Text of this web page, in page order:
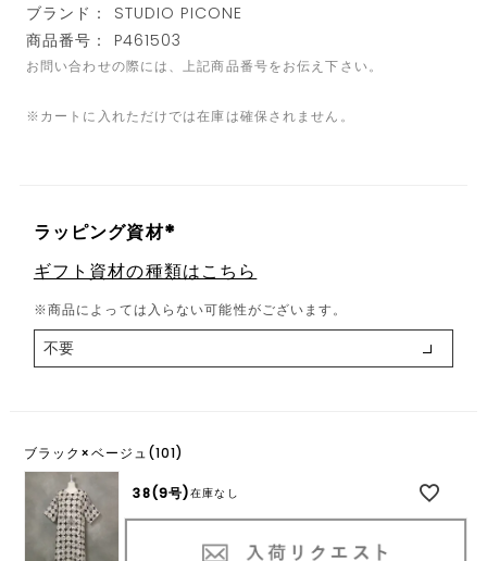
ブランド： STUDIO PICONE
商品番号： P461503
お問い合わせの際には、上記商品番号をお伝え下さい。
※カートに入れただけでは在庫は確保されません。
ラッピング資材
(
必
須
)
ギフト資材の種類はこちら
※商品によっては入らない可能性がございます。
ブラック×ベージュ(101)
38(9号)在庫なし